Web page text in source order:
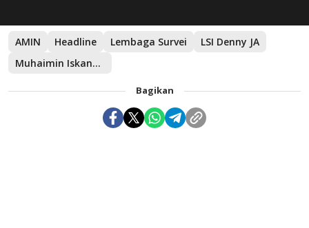
AMIN Headline Lembaga Survei
LSI Denny JA
Muhaimin Iskandar
Bagikan